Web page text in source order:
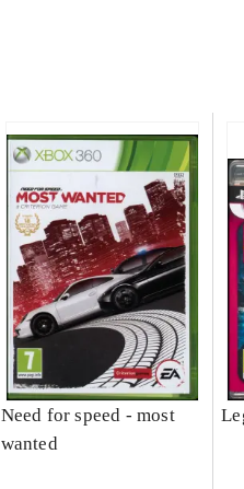
Need for speed - most
wanted